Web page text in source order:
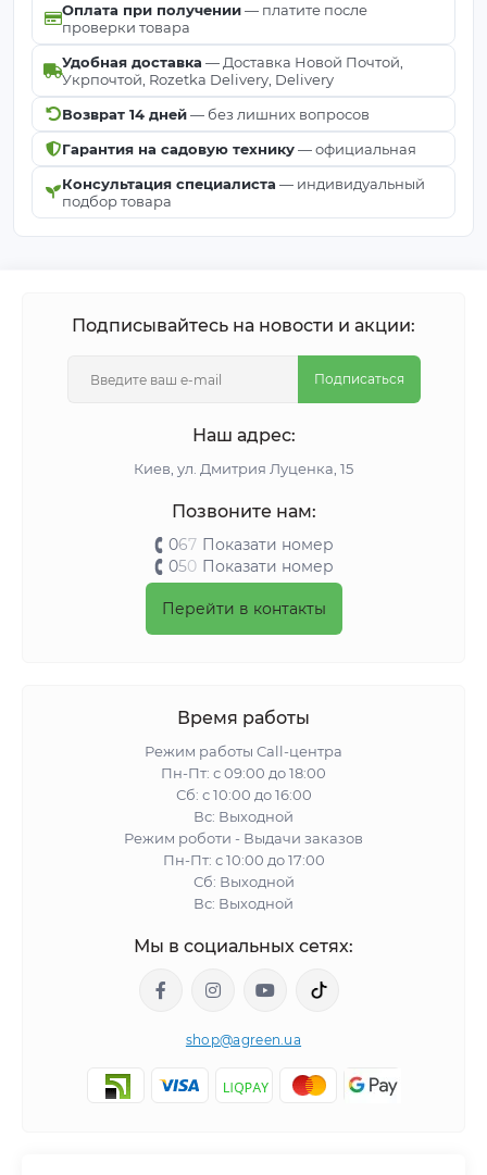
Оплата при получении— платите после
проверки товара
Удобная доставка — Доставка Новой Почтой,
Укрпочтой, Rozetka Delivery, Delivery
Возврат 14 дней— без лишних вопросов
Гарантия на садовую технику— официальная
Консультация специалиста — индивидуальный
подбор товара
Подписывайтесь на новости и акции:
Подписаться
Наш адрес:
Киeв, ул. Дмитрия Луценка, 15
Позвоните нам:
067 Показати номер
050 Показати номер
Перейти в контакты
Время работы
Режим работы Call-центра
Пн-Пт: с 09:00 до 18:00
Сб: с 10:00 до 16:00
Вс: Выходной
Режим роботи - Выдачи заказов
Пн-Пт: с 10:00 до 17:00
Сб: Выходной
Вс: Выходной
Мы в социальных сетях:
shop@agreen.ua